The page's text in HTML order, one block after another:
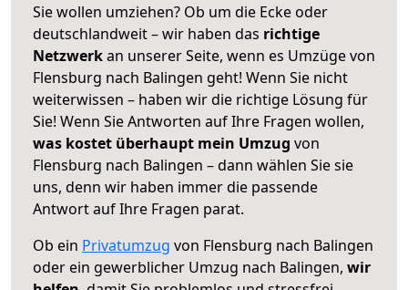
Sie wollen umziehen? Ob um die Ecke oder
deutschlandweit – wir haben das richtige
Netzwerkan unserer Seite, wenn es Umzüge von
Flensburg nach Balingen geht! Wenn Sie nicht
weiterwissen – haben wir die richtige Lösung für
Sie! Wenn Sie Antworten auf Ihre Fragen wollen,
was kostet überhaupt mein Umzug von
Flensburg nach Balingen – dann wählen Sie sie
uns, denn wir haben immer die passende
Antwort auf Ihre Fragen parat.
Ob ein Privatumzug von Flensburg nach Balingen
oder ein gewerblicher Umzug nach Balingen, wir